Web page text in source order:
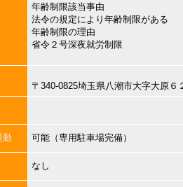
年齢制限該当事由
法令の規定により年齢制限がある
年齢制限の理由
省令２号深夜就労制限
〒340-0825埼玉県八潮市大字大原
勤 可能（専用駐車場完備）
なし